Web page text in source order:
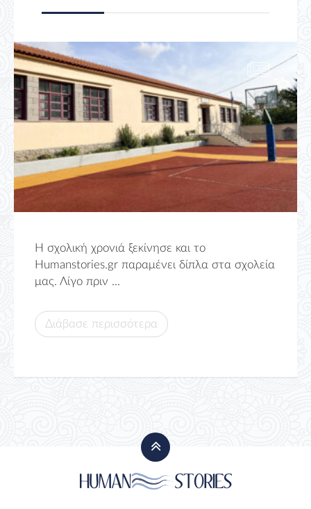
Η σχολική χρονιά ξεκίνησε και το
Humanstories.gr παραμένει δίπλα στα σχολεία
μας. Λίγο πριν ...
Διάβασε περισσότερα